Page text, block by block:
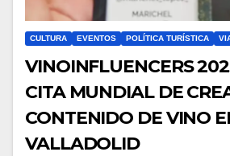
CULTURA EVENTOS POLÍTICA TURÍSTICA
VINOINFLUENCERS
CITA MUNDIAL DE
CONTENIDO DE VINO
VALLADOLID